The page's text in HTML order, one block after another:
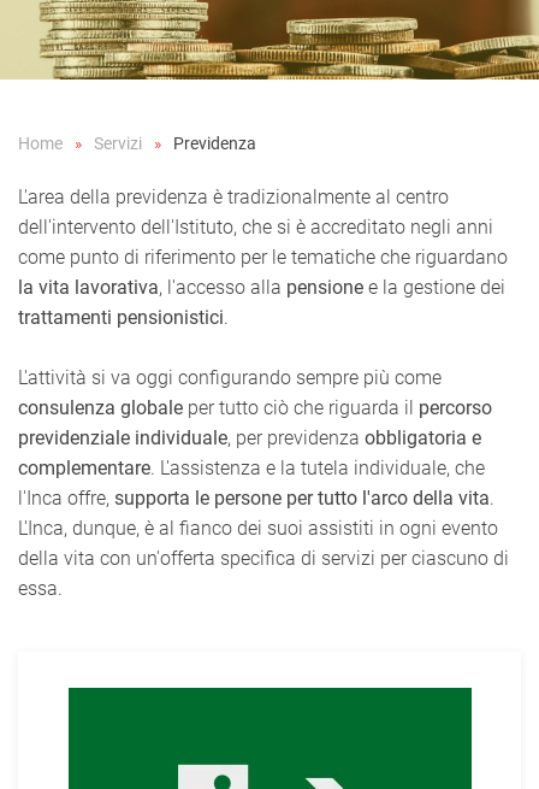
Home Servizi Previdenza
L'area della previdenza è tradizionalmente al centro
dell'intervento dell'Istituto, che si è accreditato negli anni
come punto di riferimento per le tematiche che riguardano
la vita lavorativa, l'accesso alla pensione e la gestione dei
trattamenti pensionistici.
L'attività si va oggi configurando sempre più come
consulenza globale per tutto ciò che riguarda il percorso
previdenziale individuale, per previdenza obbligatoria e
complementare. L'assistenza e la tutela individuale, che
l'Inca offre, supporta le persone per tutto l'arco della vita.
L'Inca, dunque, è al fianco dei suoi assistiti in ogni evento
della vita con un'offerta specifica di servizi per ciascuno di
essa.